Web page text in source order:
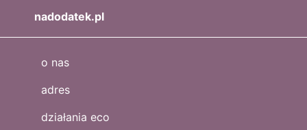
nadodatek.pl
o nas
adres
działania eco